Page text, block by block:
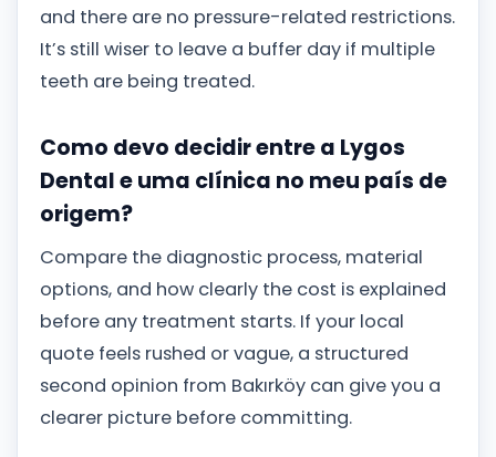
and there are no pressure-related restrictions.
It’s still wiser to leave a buffer day if multiple
teeth are being treated.
Como devo decidir entre a Lygos
Dental e uma clínica no meu país de
origem?
Compare the diagnostic process, material
options, and how clearly the cost is explained
before any treatment starts. If your local
quote feels rushed or vague, a structured
second opinion from Bakırköy can give you a
clearer picture before committing.